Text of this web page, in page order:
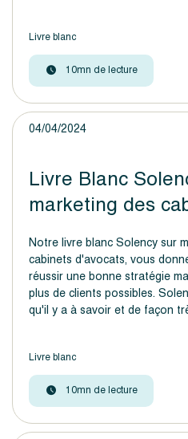
Livre blanc
10mn de lecture
04/04/2024
Livre Blanc
marketing des
Notre livre blanc Solency sur
cabinets d'avocats, vous
réussir une bonne stratégie
plus de clients possibles.
qu'il y a à savoir et de façon
Livre blanc
10mn de lecture